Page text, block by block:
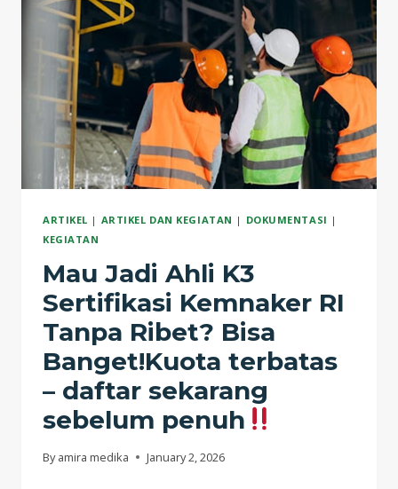
PELATIHAN
KESELAMATAN
DAN
KESEHATAN
KERJA
(K3)
YANG
DIRANCANG
UNTUK
KERJA
DAN
MEMENUHI
KETENTUAN
PERATURAN
PERUNDANG-
ARTIKEL | ARTIKEL DAN KEGIATAN | DOKUMENTASI |
KEGIATAN
Mau Jadi Ahli K3
Sertifikasi Kemnaker RI
Tanpa Ribet? Bisa
Banget!Kuota terbatas
– daftar sekarang
sebelum penuh
By amira medika January 2, 2026